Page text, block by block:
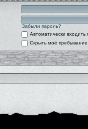
Забыли пароль?
Автоматически
Скрыть моё